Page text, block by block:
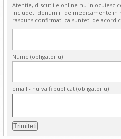
Atentie, discutiile online nu inlocuiesc
includeti denumiri de medicamente in
raspuns confirmati ca sunteti de acord
Nume (obligatoriu)
email - nu va fi publicat (obligatoriu)